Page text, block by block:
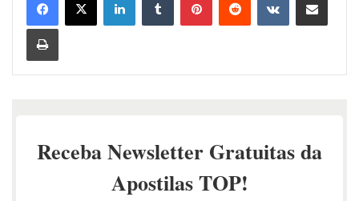
Imprimir